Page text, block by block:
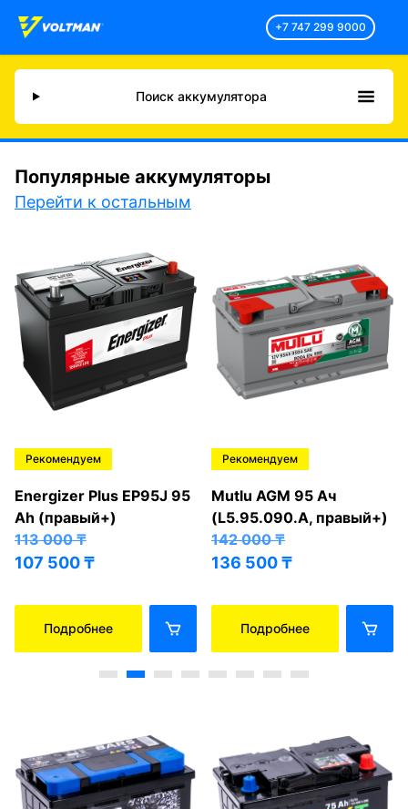
+7 747 299 9000
Поиск аккумулятора
Популярные аккумуляторы
Перейти к остальным
Рекомендуем
Energizer Plus EP95J 95
Ah (правый+)
113 000₸
107 500₸
Подробнее
Рекомендуем
Mutlu AGM 95 Ач
(L5.95.090.A, правый+)
142 000₸
136 500₸
Подробнее